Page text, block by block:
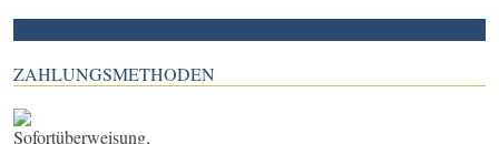
ZAHLUNGSMETHODEN